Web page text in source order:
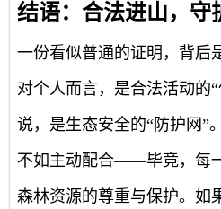
结语：合法进山，守
一份看似普通的证明，背后
对个人而言，是合法活动的
说，是生态安全的“防护网”
不如主动配合——毕竟，每
森林资源的尊重与保护。如